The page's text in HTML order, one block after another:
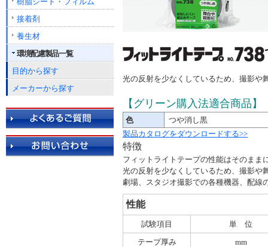
光の反射を少なくしているため、撮影や
【グリーン購入法適合商品】
色
つや消し黒
製品カタログをダウンロードする>>
特徴
フィットライトテープの性能はそのまま
光の反射を少なくしているため、撮影や
劇場、スタジオ撮影での各種機器、配線
性能
試験項目
単 位
テープ厚み
mm
接着剤
養生材
環境配慮製品一覧
目的から探す
メーカーから探す